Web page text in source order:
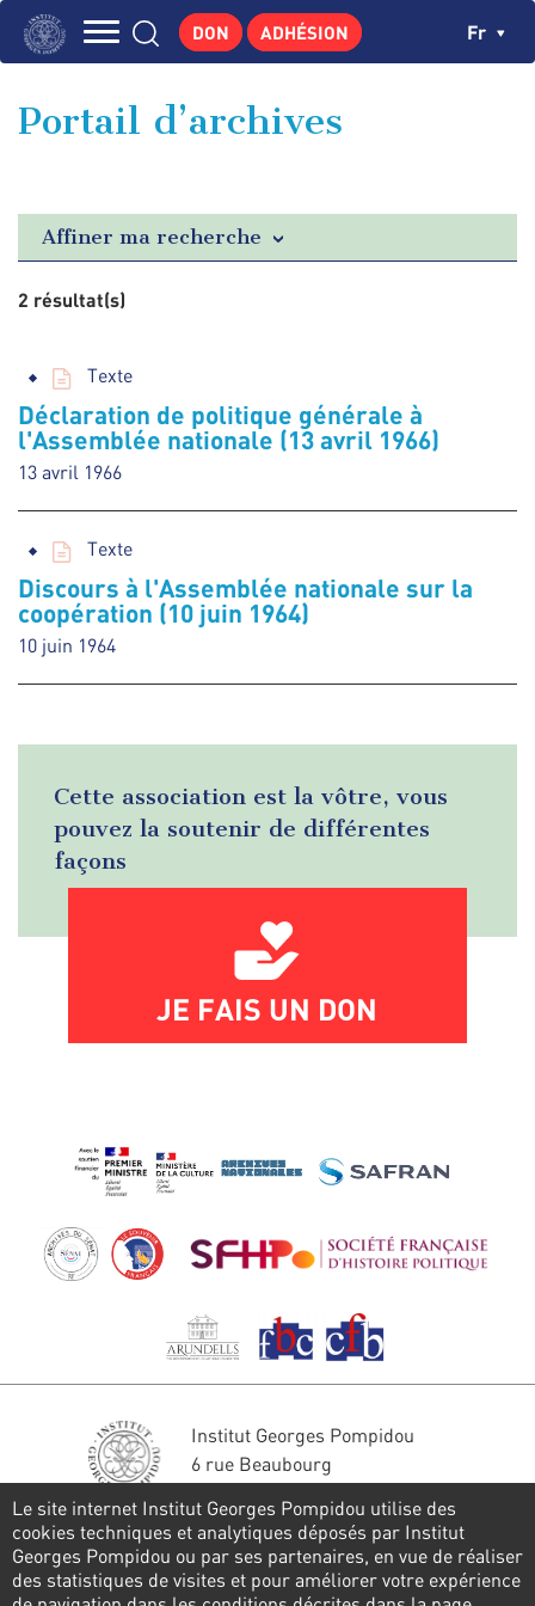
Aller
principale
GEORGES POMPIDOU
PUBLICATIONS
ACTUALITÉS
DON ADHÉSION Fr
Portail d’archives
Affiner ma recherche
2 résultat(s)
Texte
Déclaration de politique générale à
l'Assemblée nationale (13 avril 1966)
13 avril 1966
Texte
Discours à l'Assemblée nationale sur la
coopération (10 juin 1964)
10 juin 1964
Cette association est la vôtre, vous
pouvez la soutenir de différentes
façons
JE FAIS UN DON
Institut Georges Pompidou
6 rue Beaubourg
Tél. : 01 44 78 41 22
Restons en contact
Panneau de gestion des cookies
Le site internet Institut Georges Pompidou utilise des
cookies techniques et analytiques déposés par Institut
Georges Pompidou ou par ses partenaires, en vue de réaliser
des statistiques de visites et pour améliorer votre expérience